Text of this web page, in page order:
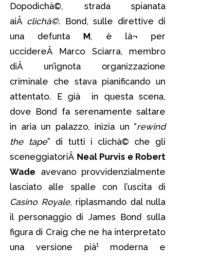
Dopodichà©, strada spianata
aiÂ clichà©. Bond, sulle direttive di
una defunta M, è là¬ per
uccidereÂ Marco Sciarra, membro
diÂ un’ignota organizzazione
criminale che stava pianificando un
attentato. E già in questa scena,
dove Bond fa serenamente saltare
in aria un palazzo, inizia un “rewind
the tape” di tutti i clichà© che gli
sceneggiatoriÂ Neal Purvis e Robert
Wade avevano provvidenzialmente
lasciato alle spalle con l’uscita di
Casino Royale, riplasmando dal nulla
il personaggio di James Bond sulla
figura di Craig che ne ha interpretato
una versione pià¹ moderna e